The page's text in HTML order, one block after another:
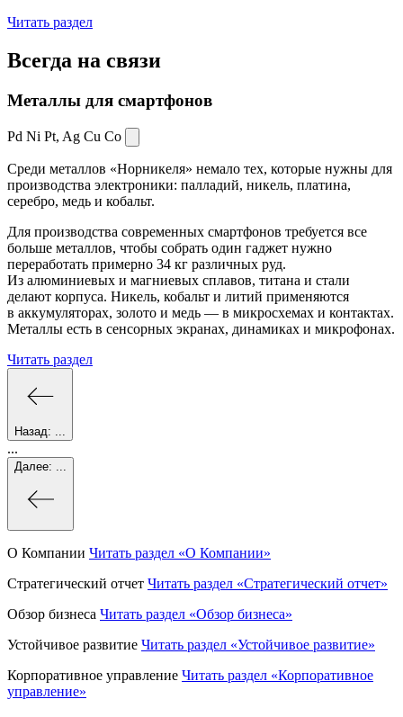
Читать раздел
Всегда на связи
Металлы для смартфонов
Pd Ni Pt, Ag Cu Co
Среди металлов «Норникеля» немало тех, которые нужны для
производства электроники: палладий, никель, платина,
серебро, медь и кобальт.
Для производства современных смартфонов требуется все
больше металлов, чтобы собрать один гаджет нужно
переработать примерно 34 кг различных руд.
Из алюминиевых и магниевых сплавов, титана и стали
делают корпуса. Никель, кобальт и литий применяются
в аккумуляторах, золото и медь — в микросхемах и контактах.
Металлы есть в сенсорных экранах, динамиках и микрофонах.
Читать раздел
Назад:
...
Далее:
О Компании Читать раздел «О Компании»
Стратегический отчет Читать раздел «Стратегический отчет»
Обзор бизнеса Читать раздел «Обзор бизнеса»
Устойчивое развитие Читать раздел «Устойчивое развитие»
Корпоративное управление Читать раздел «Корпоративное
управление»